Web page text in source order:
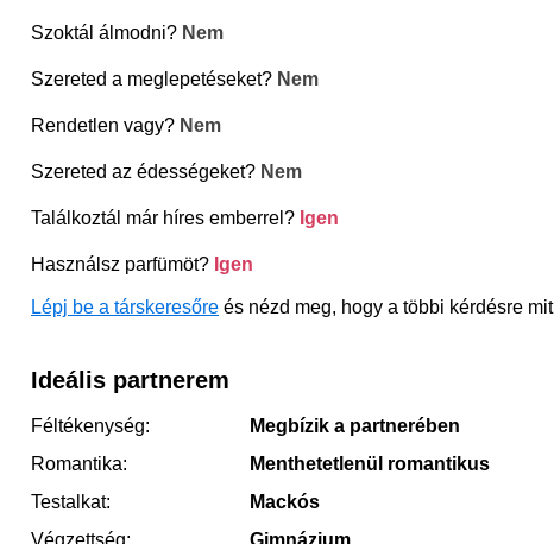
Szoktál álmodni? Nem
Szereted a meglepetéseket? Nem
Rendetlen vagy? Nem
Szereted az édességeket? Nem
Találkoztál már híres emberrel? Igen
Használsz parfümöt? Igen
Lépj be a társkeresőre és nézd meg, hogy a többi kérdésre
Ideális partnerem
Féltékenység:
Megbízik a partnerében
Romantika:
Menthetetlenül romantikus
Testalkat:
Mackós
Végzettség:
Gimnázium